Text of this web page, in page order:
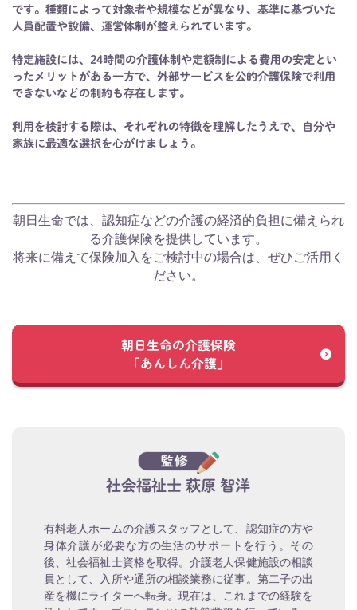
です。種類によって対象者や規模などが異なり、基準に基づいた
人員配置や設備、運営体制が整えられています。
特定施設には、24時間の介護体制や定額制による費用の安定とい
ったメリットがある一方で、外部サービスを公的介護保険で利用
できないなどの制約も存在します。
利用を検討する際は、それぞれの特徴を理解したうえで、自分や
家族に最適な選択を心がけましょう。
朝日生命では、認知症などの介護の経済的負担に備えられ
る介護保険を提供しています。
将来に備えて保険加入をご検討中の場合は、ぜひご活用く
ださい。
朝日生命の介護保険
「あんしん介護」
社会福祉士 萩原 智洋
有料老人ホームの介護スタッフとして、認知症の方や
身体介護が必要な方の生活のサポートを行う。その
後、社会福祉士資格を取得。介護老人保健施設の相談
員として、入所や通所の相談業務に従事。第二子の出
産を機にライターへ転身。現在は、これまでの経験を